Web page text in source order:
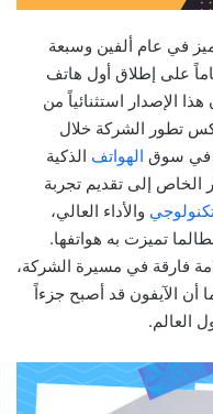
في عام ألفين وسبعة
على إطلاق أول هاتف
الإصدار استثنائياً من
تطور الشركة خلال
في سوق الهواتف الذكية
الخاص إلى تقديم تجربة
والأداء العالي،
تميزت به هواتفها.
فارقة في مسيرة الشركة،
أن الآيفون قد أصبح جزءاً
العالم.